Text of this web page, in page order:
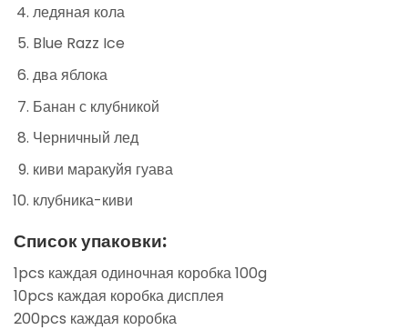
ледяная кола
Blue Razz Ice
два яблока
Банан с клубникой
Черничный лед
киви маракуйя гуава
клубника-киви
Список упаковки:
1pcs каждая одиночная коробка 100g
10pcs каждая коробка дисплея
200pcs каждая коробка